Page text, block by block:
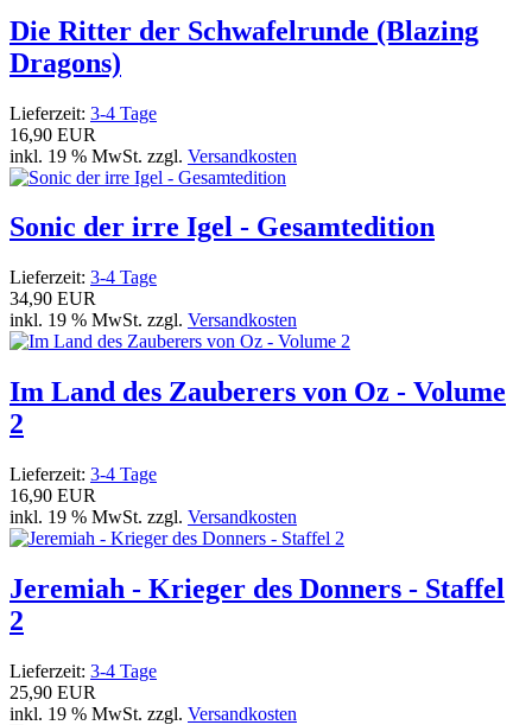
Die Ritter der Schwafelrunde (Blazing
Dragons)
Lieferzeit: 3-4 Tage
16,90 EUR
inkl. 19 % MwSt. zzgl. Versandkosten
Sonic der irre Igel - Gesamtedition
Lieferzeit: 3-4 Tage
34,90 EUR
inkl. 19 % MwSt. zzgl. Versandkosten
Im Land des Zauberers von Oz - Volume
2
Lieferzeit: 3-4 Tage
16,90 EUR
inkl. 19 % MwSt. zzgl. Versandkosten
Jeremiah - Krieger des Donners - Staffel
2
Lieferzeit: 3-4 Tage
25,90 EUR
inkl. 19 % MwSt. zzgl. Versandkosten